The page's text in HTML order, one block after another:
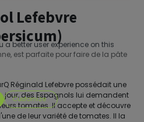
Lefebvre
est parfaite pour faire de la pâte
Réginald Lefebvre possédait une
jour, des Espagnols lui demandent
tomates. Il accepte et découvre
de leur variété de tomates. Il la
a better user experience on this
Customize